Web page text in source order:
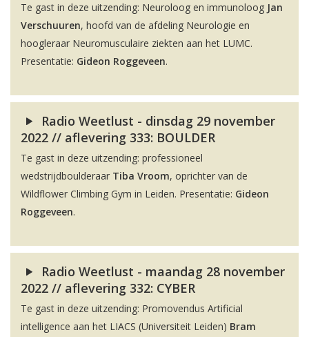
Te gast in deze uitzending: Neuroloog en immunoloog Jan
Verschuuren, hoofd van de afdeling Neurologie en
hoogleraar Neuromusculaire ziekten aan het LUMC.
Presentatie: Gideon Roggeveen.
Radio Weetlust - dinsdag 29 november
2022 // aflevering 333: BOULDER
Te gast in deze uitzending: professioneel
wedstrijdboulderaar Tiba Vroom, oprichter van de
Wildflower Climbing Gym in Leiden. Presentatie: Gideon
Roggeveen.
Radio Weetlust - maandag 28 november
2022 // aflevering 332: CYBER
Te gast in deze uitzending: Promovendus Artificial
intelligence aan het LIACS (Universiteit Leiden) Bram